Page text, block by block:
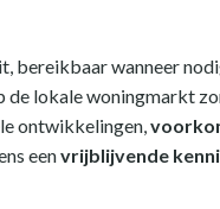
bereikbaar wanneer
de lokale woningmarkt
ontwikkelingen,
eenvrijblijvende